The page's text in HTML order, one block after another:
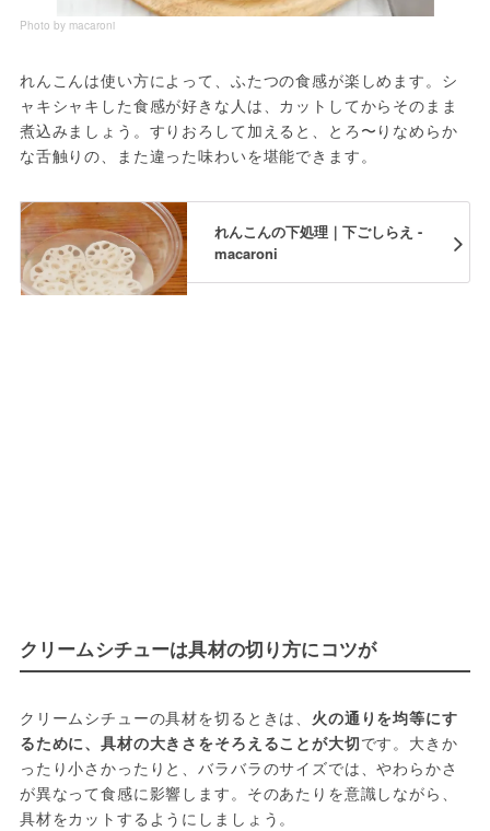
Photo by macaroni
れんこんは使い方によって、ふたつの食感が楽しめます。シ
ャキシャキした食感が好きな人は、カットしてからそのまま
煮込みましょう。すりおろして加えると、とろ〜りなめらか
な舌触りの、また違った味わいを堪能できます。
れんこんの下処理｜下ごしらえ -
macaroni
クリームシチューは具材の切り方にコツが
クリームシチューの具材を切るときは、 火の通りを均等にす
るために、具材の大きさをそろえることが大切です。大きか
ったり小さかったりと、バラバラのサイズでは、やわらかさ
が異なって食感に影響します。そのあたりを意識しながら、
具材をカットするようにしましょう。